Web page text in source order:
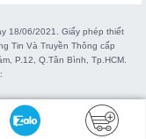
18/06/2021. Giấy phép thiết
Tin Và Truyền Thông cấp
P.12, Q.Tân Bình, Tp.HCM.
Onmart.vn